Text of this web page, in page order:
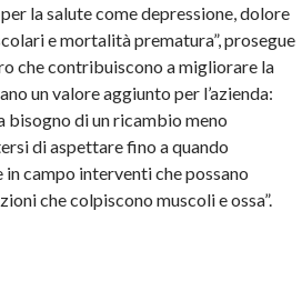
la salute come depressione, dolore
e mortalità prematura”, prosegue
che contribuiscono a migliorare la
un valore aggiunto per l’azienda:
bisogno di un ricambio meno
di aspettare fino a quando
in campo interventi che possano
che colpiscono muscoli e ossa”.